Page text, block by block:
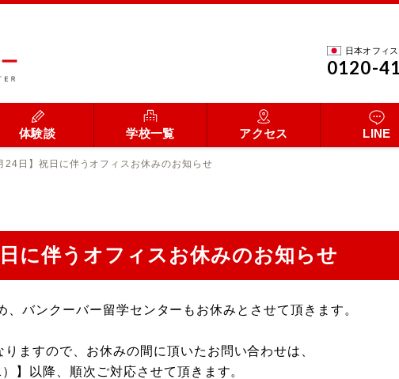
日本オフィス
0120-
体験談 学校一覧 アクセス LINE
24日】祝日に伴うオフィスお休みのお知らせ
に伴うオフィスお休みのお知らせ
バンクーバー留学センターもお休みとさせて頂きます。
ますので、お休みの間に頂いたお問い合わせは、
】以降、順次ご対応させて頂きます。